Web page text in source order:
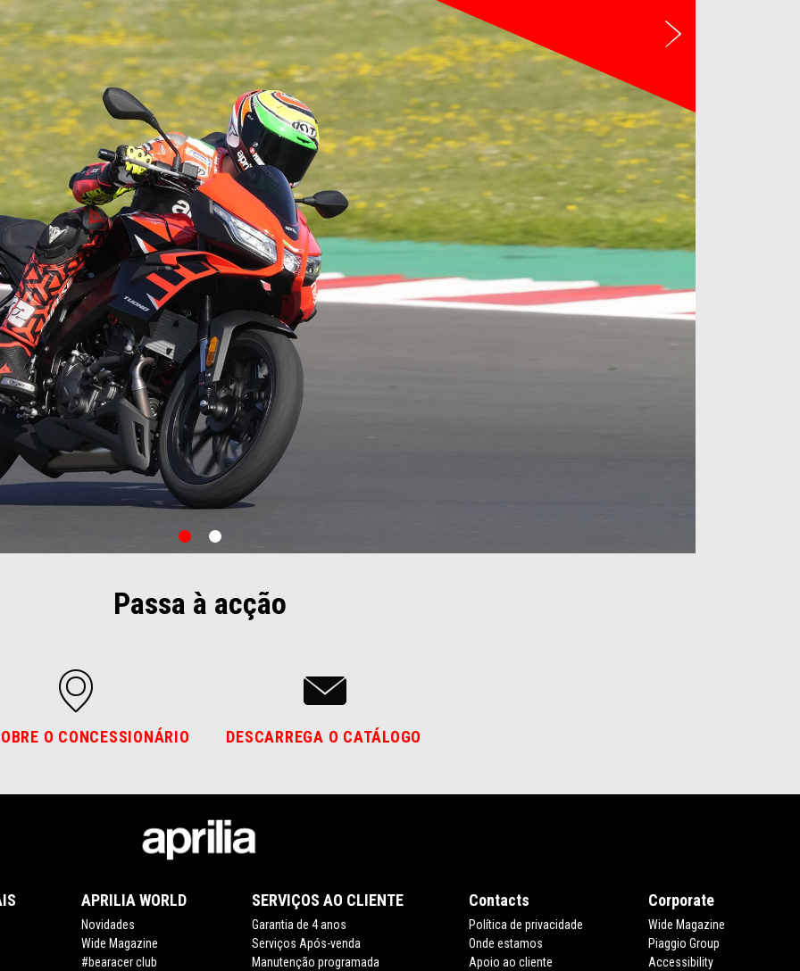
Próximo
Passa à acção
O CONCESSIONÁRIO DESCARREGA O CATÁLOGO
APRILIA WORLD
Novidades
Wide Magazine
#bearacer club
SERVIÇOS AO CLIENTE
Garantia de 4 anos
Serviços Após-venda
Manutenção programada
Contacts
Política de privacidade
Onde estamos
Apoio ao cliente
Corporate
Wide Magazine
Piaggio Group
Accessibility